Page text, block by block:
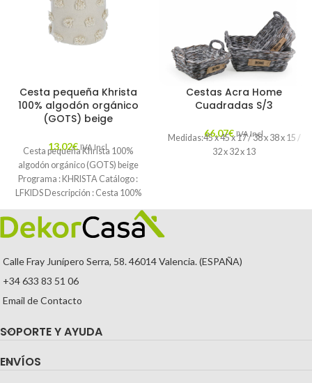
Cesta pequeña Khrista
100% algodón orgánico
(GOTS) beige
13,02€ IVA Incl.
Cesta pequeña Khrista 100%
algodón orgánico (GOTS) beige
Programa : KHRISTA Catálogo :
LFKIDS Descripción : Cesta 100%
de algodón
Cestas Acra Home
Cuadradas S/3
66,07€ IVA Incl.
Medidas:45 x 45 x 17 / 38 x 38 x 15 /
32 x 32 x 13
Calle Fray Junípero Serra, 58. 46014 Valencia. (ESPAÑA)
+34 633 83 51 06
Email de Contacto
SOPORTE Y AYUDA
ENVÍOS